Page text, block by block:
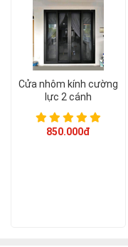
Á CHÂU
0938786826
Email:
Cửa nhôm kính cường
lực 2 cánh
850.000đ